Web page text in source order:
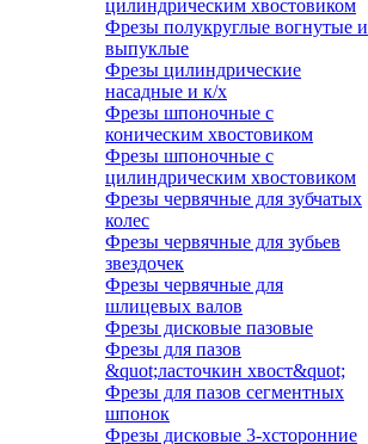
цилиндрическим хвостовиком
Фрезы полукруглые вогнутые и
выпуклые
Фрезы цилиндрические
насадные и к/х
Фрезы шпоночные с
коническим хвостовиком
Фрезы шпоночные с
цилиндрическим хвостовиком
Фрезы червячные для зубчатых
колес
Фрезы червячные для зубьев
звездочек
Фрезы червячные для
шлицевых валов
Фрезы дисковые пазовые
Фрезы для пазов
&quot;ласточкин хвост&quot;
Фрезы для пазов сегментных
шпонок
Фрезы дисковые 3-хсторонние